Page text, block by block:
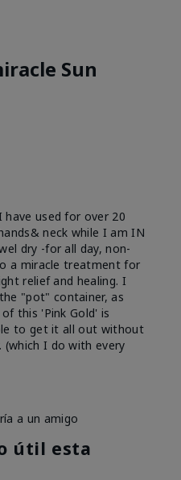
Sun
used for over 20
neck while I am IN
dry -for all day, non-
a miracle treatment for
relief and healing. I
"pot" container, as
this 'Pink Gold' is
to get it all out without
I do with every
a un amigo
útil esta